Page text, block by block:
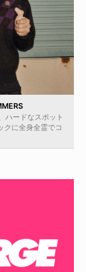
ハードなスポット
クに全身全霊でコ